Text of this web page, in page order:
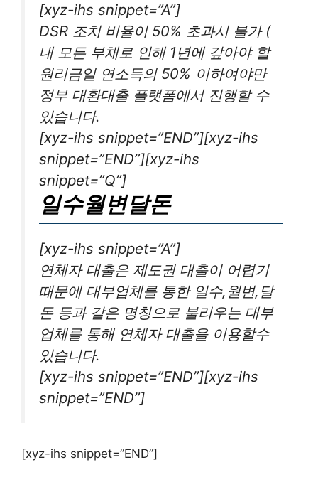
[xyz-ihs snippet=”A”]
DSR 조치 비율이 50% 초과시 불가 (
내 모든 부채로 인해 1년에 갚아야 할
원리금일 연소득의 50% 이하여야만
정부 대환대출 플랫폼에서 진행할 수
있습니다.
[xyz-ihs snippet=”END”][xyz-ihs
snippet=”END”][xyz-ihs
snippet=”Q”]
일수월변달돈
[xyz-ihs snippet=”A”]
연체자 대출은 제도권 대출이 어렵기
때문에 대부업체를 통한 일수,월변,달
돈 등과 같은 명칭으로 불리우는 대부
업체를 통해 연체자 대출을 이용할수
있습니다.
[xyz-ihs snippet=”END”][xyz-ihs
snippet=”END”]
[xyz-ihs snippet=”END”]